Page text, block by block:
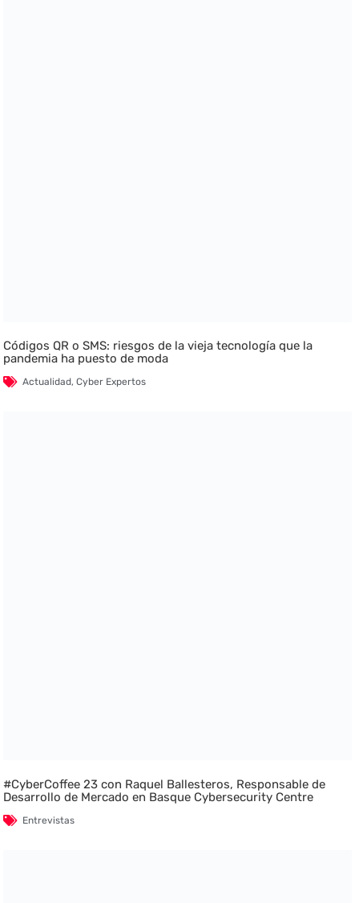
Códigos QR o SMS: riesgos de la vieja tecnología que la
pandemia ha puesto de moda
Actualidad,Cyber Expertos
#CyberCoffee 23 con Raquel Ballesteros, Responsable de
Desarrollo de Mercado en Basque Cybersecurity Centre
Entrevistas